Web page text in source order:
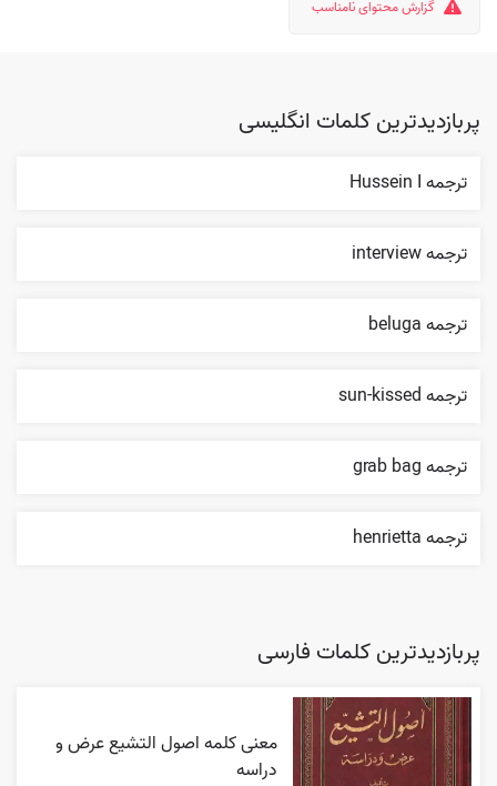
گزارش محتوای نامناسب
پربازدیدترین کلمات انگلیسی
ترجمه Hussein I
ترجمه interview
ترجمه beluga
ترجمه sun-kissed
ترجمه grab bag
ترجمه henrietta
پربازدیدترین کلمات فارسی
معنی کلمه اصول التشیع عرض و
دراسه